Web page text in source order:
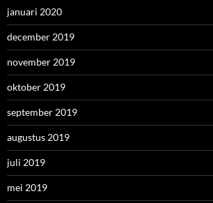
januari 2020
december 2019
november 2019
oktober 2019
september 2019
augustus 2019
juli 2019
mei 2019